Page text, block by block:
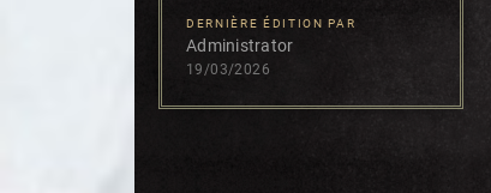
DERNIÈRE ÉDITION PAR
Administrator
19/03/2026